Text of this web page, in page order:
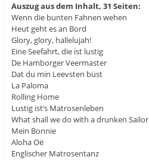
Auszug aus dem Inhalt, 31 Seiten:
Wenn die bunten Fahnen wehen
Heut geht es an Bord
Glory, glory, hallelujah!
Eine Seefahrt, die ist lustig
De Hamborger Veermaster
Dat du min Leevsten büst
La Paloma
Rolling Home
Lustig ist’s Matrosenleben
What shall we do with a drunken Sailor
Mein Bonnie
Aloha Oë
Englischer Matrosentanz